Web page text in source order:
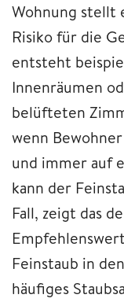
Wohnung stellt
Risiko für die
entsteht
Innenräumen
belüfteten
wenn
und immer auf
kann der
Fall, zeigt das
Feinstaub in
häufiges